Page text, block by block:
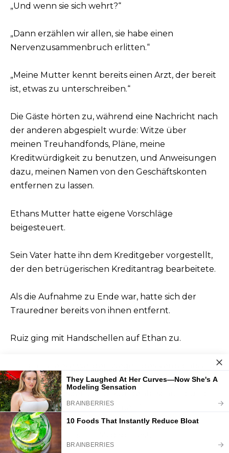
„Und wenn sie sich wehrt?“
„Dann erzählen wir allen, sie habe einen
Nervenzusammenbruch erlitten.“
„Meine Mutter kennt bereits einen Arzt, der bereit
ist, etwas zu unterschreiben.“
Die Gäste hörten zu, während eine Nachricht nach
der anderen abgespielt wurde: Witze über
meinen Treuhandfonds, Pläne, meine
Kreditwürdigkeit zu benutzen, und Anweisungen
dazu, meinen Namen von den Geschäftskonten
entfernen zu lassen.
Ethans Mutter hatte eigene Vorschläge
beigesteuert.
Sein Vater hatte ihn dem Kreditgeber vorgestellt,
der den betrügerischen Kreditantrag bearbeitete.
Als die Aufnahme zu Ende war, hatte sich der
Trauredner bereits von ihnen entfernt.
Ruiz ging mit Handschellen auf Ethan zu.
Identitätsdiebstahl, versuchten
Überweisungsbetrug, Urkundenfälschung und
Verschwörung festgenommen.“
Der Hilfssheriff nahm Madison fest.